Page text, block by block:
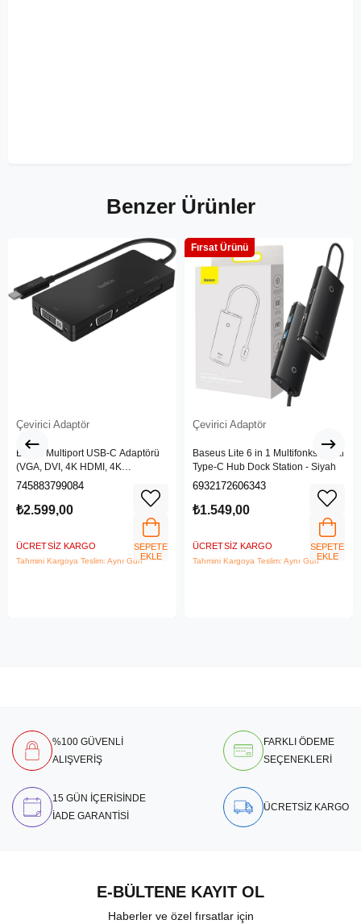
Benzer Ürünler
Çevirici Adaptör
Belkin Multiport USB-C Adaptörü
(VGA, DVI, 4K HDMI, 4K
DisplayPort özellikli USB-C Video
745883799084
₺2.599,00
ÜCRETSIZ KARGO
Tahmini Kargoya Teslim: Aynı Gün
SEPETE
EKLE
Çevirici Adaptör
Baseus Lite 6 in 1 Multifonksiyonal
Type-C Hub Dock Station - Siyah
6932172606343
₺1.549,00
ÜCRETSIZ KARGO
Tahmini Kargoya Teslim: Aynı Gün
Fırsat Ürünü
SEPETE
EKLE
%100 GÜVENLİ
ALIŞVERİŞ
FARKLI ÖDEME
SEÇENEKLERİ
15 GÜN İÇERİSİNDE
İADE GARANTİSİ
ÜCRETSİZ KARGO
E-BÜLTENE KAYIT OL
Haberler ve özel fırsatlar için